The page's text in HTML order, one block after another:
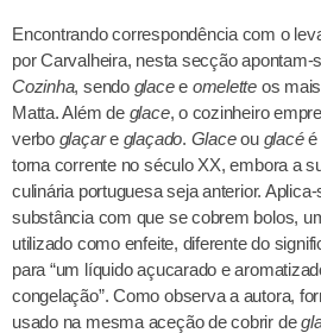
Encontrando correspondência com o
por Carvalheira, nesta secção
Cozinha, sendo glacee omelette os
Matta. Além de glace, o cozinheiro
verbo glaçare glaçado. Glaceou glacéé
torna corrente no século XX, embora a
culinária portuguesa seja anterior.
substância com que se cobrem bolos,
utilizado como enfeite, diferente do
para “um líquido açucarado e
congelação”. Como observa a autora,
usado na mesma aceção de cobrir de